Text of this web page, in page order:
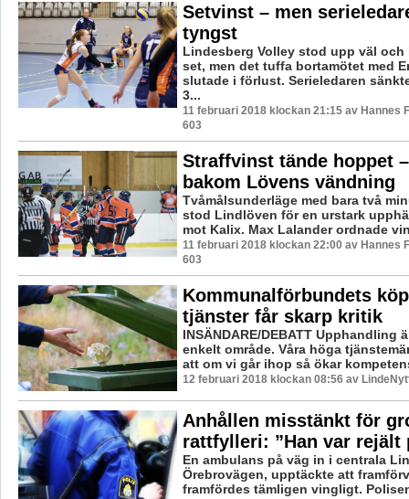
Setvinst – men
tyngst
Lindesberg Volley stod upp väl och
set, men det tuffa bortamötet med
slutade i förlust. Serieledaren
3...
11 februari 2018 klockan 21:15 av Hannes
603
Straffvinst tände hoppet
bakom Lövens vändning
Tvåmålsunderläge med bara två
stod Lindlöven för en urstark
mot Kalix. Max Lalander ordnade
11 februari 2018 klockan 22:00 av Hannes
603
Kommunalförbundets
tjänster får skarp kritik
INSÄNDARE/DEBATT Upphandling
enkelt område. Våra höga
att om vi går ihop så ökar
12 februari 2018 klockan 08:56 av
Anhållen misstänkt för
rattfylleri: ”Han var rejält
En ambulans på väg in i centrala
Örebrovägen, upptäckte att
framfördes tämligen vingligt.